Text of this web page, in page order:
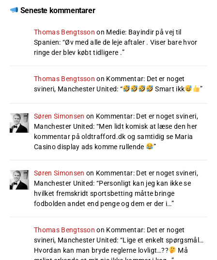
Seneste kommentarer
Thomas Bengtsson on Medie: Bayindir på vej til
Spanien: “Øv med alle de leje aftaler . Viser bare hvor
ringe der blev købt tidligere .”
Thomas Bengtsson on Kommentar: Det er noget
svineri, Manchester United: “ Smart ikk ”
Søren Simonsen on Kommentar: Det er noget svineri,
Manchester United: “Men lidt komisk at læse den her
kommentar på oldtrafford.dk og samtidig se Maria
Casino display ads komme rullende
”
Søren Simonsen on Kommentar: Det er noget svineri,
Manchester United: “Personligt kan jeg kan ikke se
hvilket fremskridt sportsbetting måtte bringe
fodbolden andet end penge og dem er der i…”
Thomas Bengtsson on Kommentar: Det er noget
svineri, Manchester United: “Lige et enkelt spørgsmål…
Hvordan kan man bryde reglerne lovligt…??
Må